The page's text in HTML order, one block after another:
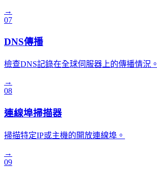
→
07
DNS傳播
檢查DNS記錄在全球伺服器上的傳播情況。
→
08
連線埠掃描器
掃描特定IP或主機的開放連線埠。
→
09